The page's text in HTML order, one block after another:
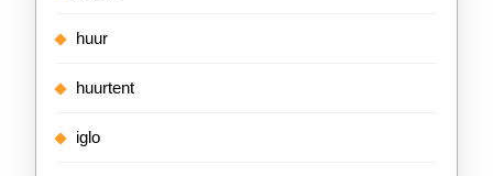
huur
huurtent
iglo